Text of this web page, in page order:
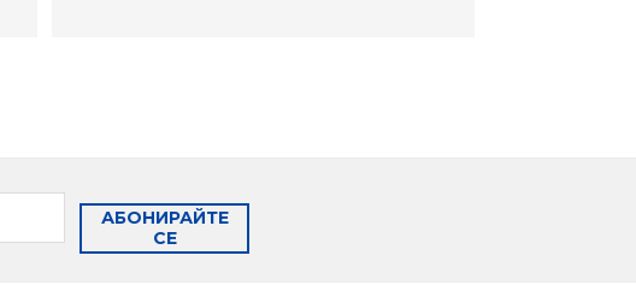
АБОНИРАЙТЕ
СЕ